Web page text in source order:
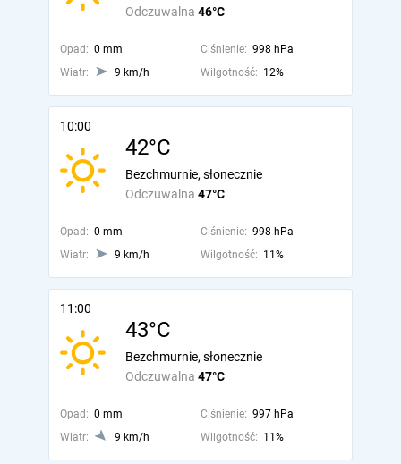
Odczuwalna 46°C
Opad: 0 mm Ciśnienie: 998 hPa
Wiatr:
9 km/h Wilgotność: 12%
10:00
42°C
Odczuwalna 47°C
Bezchmurnie, słonecznie
Opad: 0 mm Ciśnienie: 998 hPa
Wiatr:
9 km/h Wilgotność: 11%
11:00
43°C
Odczuwalna 47°C
Bezchmurnie, słonecznie
Opad: 0 mm Ciśnienie: 997 hPa
Wiatr:
9 km/h Wilgotność: 11%